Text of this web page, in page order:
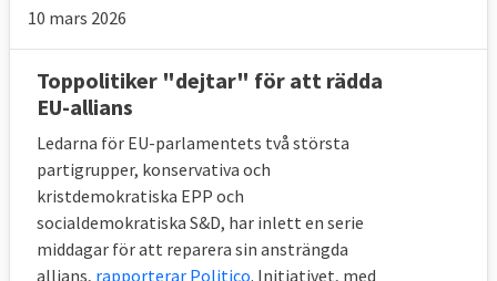
10 mars 2026
Toppolitiker "dejtar" för att rädda
EU-allians
Ledarna för EU-parlamentets två största
partigrupper, konservativa och
kristdemokratiska EPP och
socialdemokratiska S&D, har inlett en serie
middagar för att reparera sin ansträngda
allians, rapporterar Politico. Initiativet, med